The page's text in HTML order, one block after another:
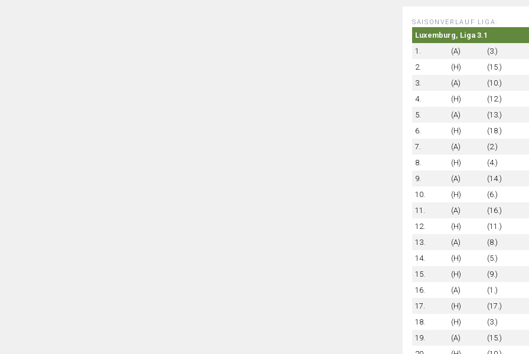
SAISONVERLAUF LIGA:
Luxemburg, Liga 3.1
1.
(A) (3.)
2.
(H) (15.)
3.
(A) (10.)
4.
(H) (12.)
5.
(A) (13.)
6.
(H) (18.)
7.
(A) (2.)
8.
(H) (4.)
9.
(A) (14.)
10.
(H) (6.)
11.
(A) (16.)
12.
(H) (11.)
13.
(A) (8.)
14.
(H) (5.)
15.
(H) (9.)
16.
(A) (1.)
17.
(H) (17.)
18.
(H) (3.)
19.
(A) (15.)